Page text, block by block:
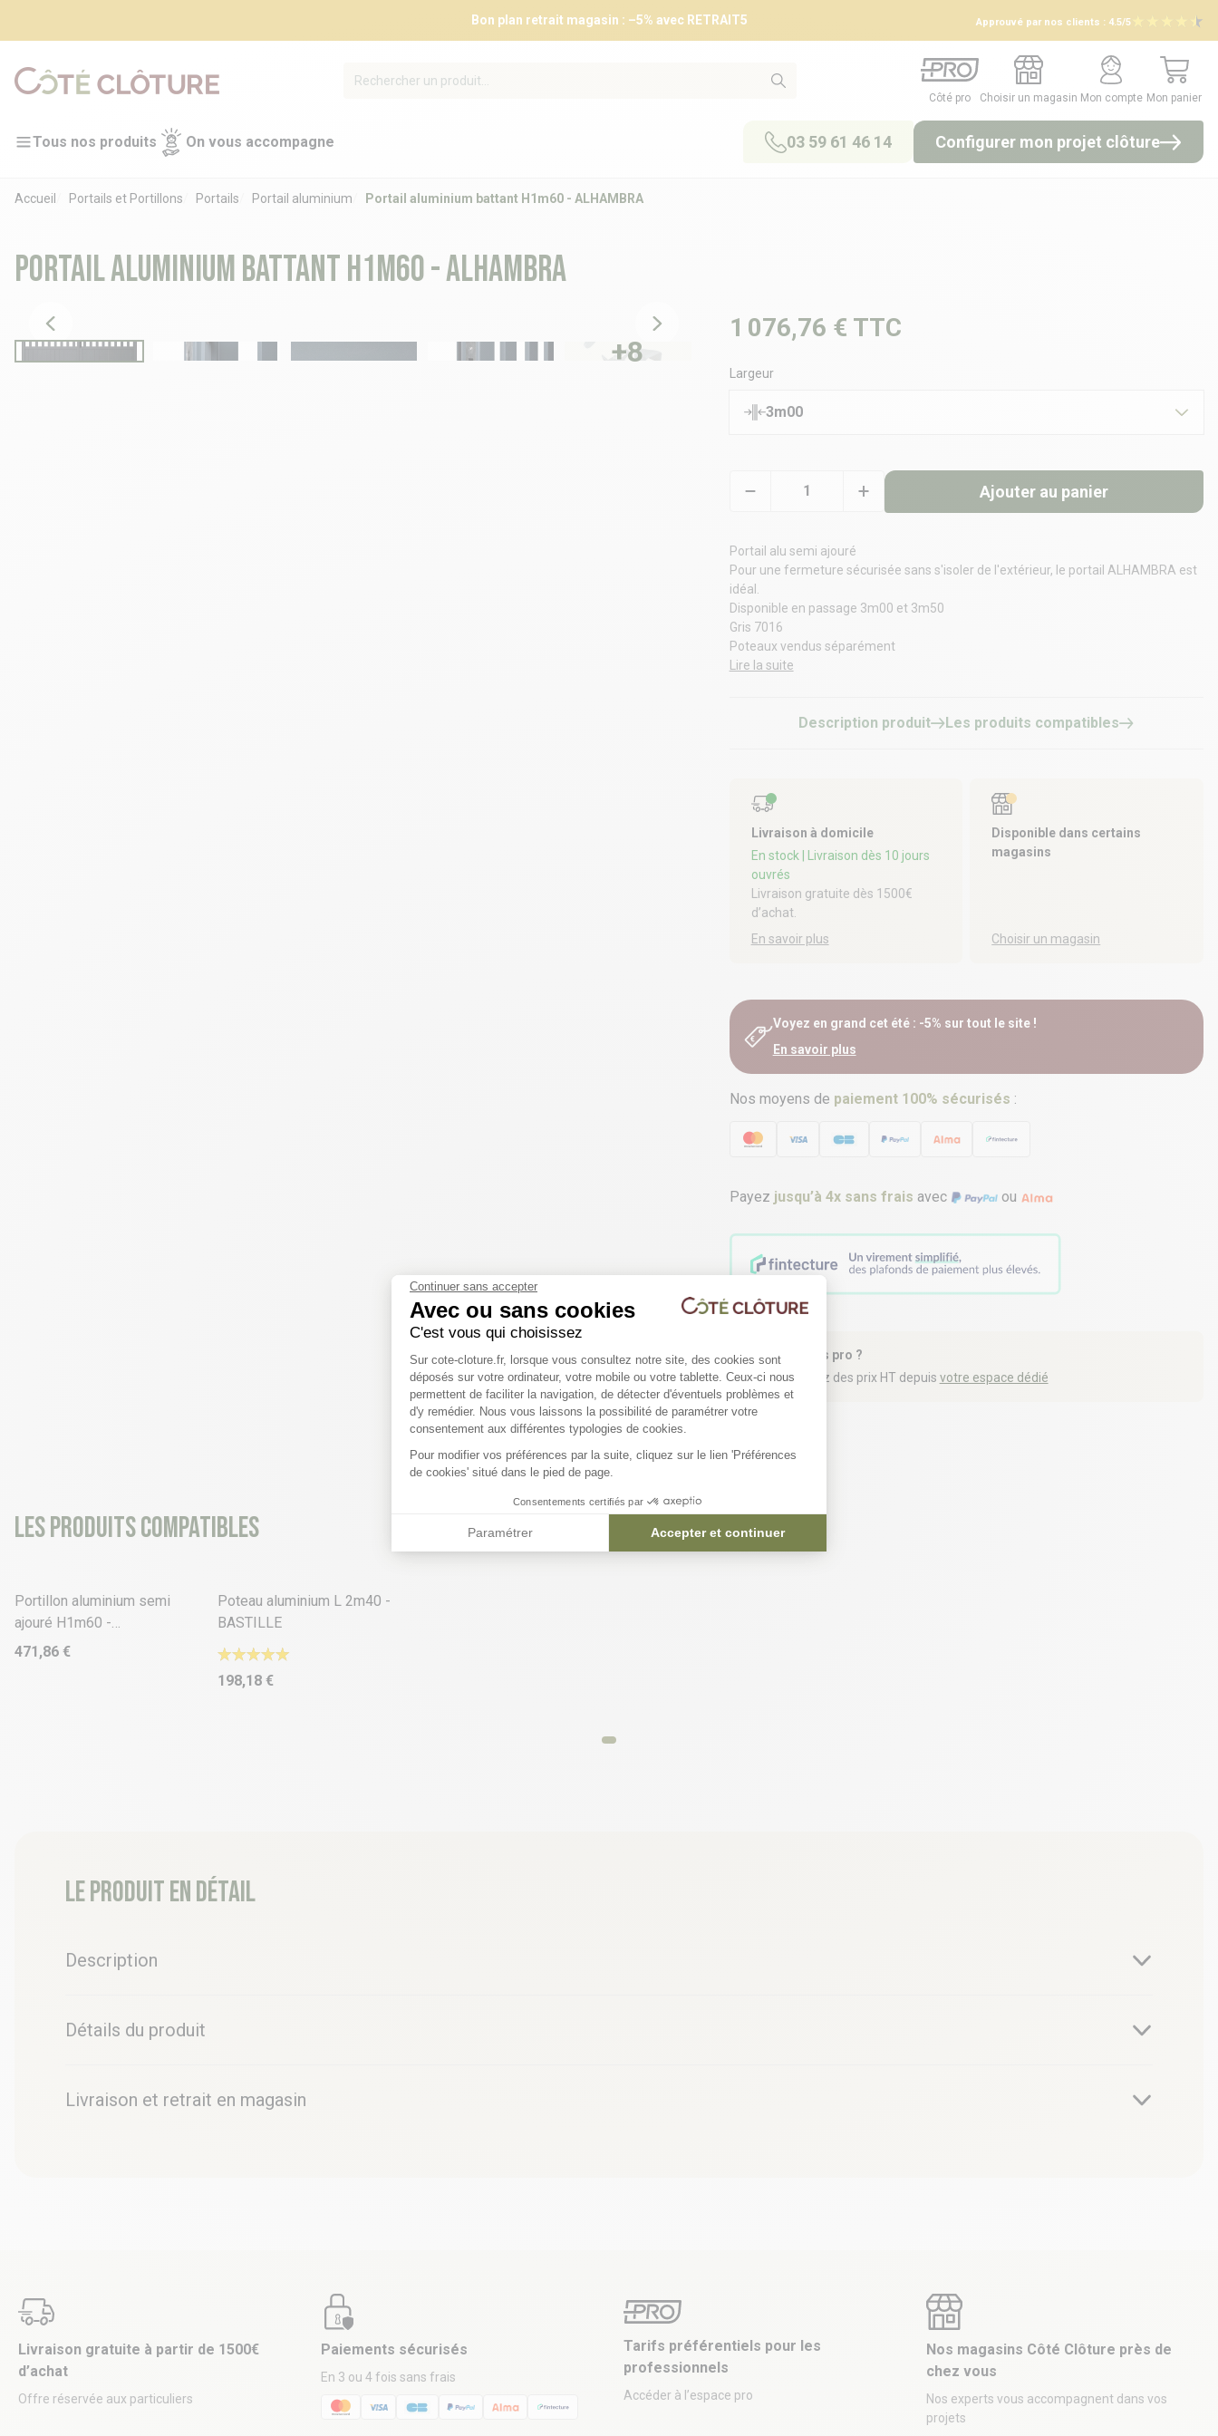
Bon plan retrait magasin : –5% avec RETRAIT5 Approuvé par nos clients : 4.5/5
Côté pro
Côté pro
Choisir un magasin
Choisir un magasin
Mon compte
Mon compte
Mon panier
Mon panier
Tous nos produits On vous accompagne 03 59 61 46 14 Configurer mon projet clôture
Accueil Portails et Portillons Portails Portail aluminium Portail aluminium battant H1m60 - ALHAMBRA
Portail aluminium battant H1m60 - ALHAMBRA
+8
1 076,76 € TTC
Largeur
3m00
Ajouter au panier
Portail alu semi ajouré
Pour une fermeture sécurisée sans s'isoler de l'extérieur, le portail ALHAMBRA est
idéal.
Disponible en passage 3m00 et 3m50
Gris 7016
Poteaux vendus séparément
Lire la suite
Description produit Les produits compatibles
Livraison à domicile
En stock
| Livraison dès 10 jours
ouvrés
Livraison gratuite dès 1500€
d’achat.
En savoir plus
Disponible dans certains
magasins
Choisir un magasin
Voyez en grand cet été : -5% sur tout le site !
En savoir plus
Nos moyens de paiement 100% sécurisés :
Payez jusqu’à 4x sans frais avec ou
Vous êtes pro ?
Bénéficiez des prix HT depuis votre espace dédié
Les produits compatibles
Portillon aluminium semi
ajouré H1m60 -
ALHAMBRA
471,86 €
Poteau aluminium L 2m40 -
BASTILLE
198,18 €
Le produit en détail
Description
Détails du produit
Livraison et retrait en magasin
Livraison gratuite à partir de 1500€
d’achat
Offre réservée aux particuliers
Paiements sécurisés
En 3 ou 4 fois sans frais
Tarifs préférentiels pour les
professionnels
Accéder à l’espace pro
Nos magasins Côté Clôture près de
chez vous
Nos experts vous accompagnent dans vos
projets
Continuer sans accepter
Avec ou sans cookies
C'est vous qui choisissez
Plateforme de Gestion du Consentement : Personnalisez vos Options
Sur cote-cloture.fr, lorsque vous consultez notre site, des cookies sont
déposés sur votre ordinateur, votre mobile ou votre tablette. Ceux-ci nous
permettent de faciliter la navigation, de détecter d'éventuels problèmes et
d'y remédier. Nous vous laissons la possibilité de paramétrer votre
consentement aux différentes typologies de cookies.
Pour modifier vos préférences par la suite, cliquez sur le lien 'Préférences
de cookies' situé dans le pied de page.
Consentements certifiés par
Paramétrer Accepter et continuer
Axeptio consent